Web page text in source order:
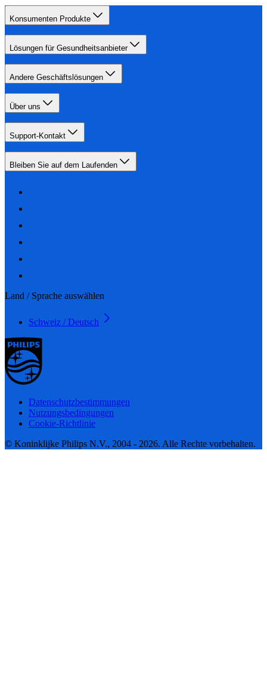
Konsumenten Produkte
Lösungen für Gesundheitsanbieter
Andere Geschäftslösungen
Über uns
Support-Kontakt
Bleiben Sie auf dem Laufenden
Land / Sprache auswählen
Schweiz / Deutsch
Datenschutzbestimmungen
Nutzungsbedingungen
Cookie-Richtlinie
© Koninklijke Philips N.V., 2004 - 2026. Alle Rechte vorbehalten.